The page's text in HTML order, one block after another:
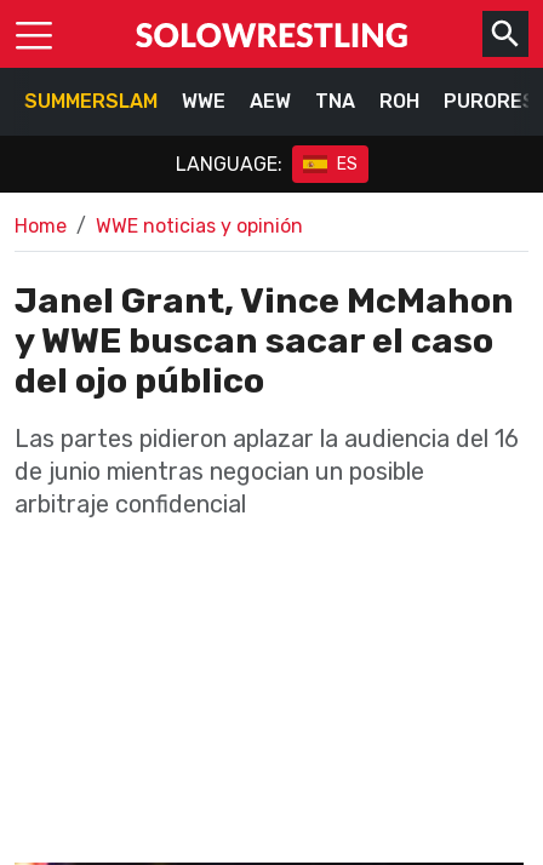
SUMMERSLAM WWE AEW TNA ROH
LANGUAGE: ES
Home WWE noticias y opinión
Janel Grant, Vince McMahon
y WWE buscan sacar el caso
del ojo público
Las partes pidieron aplazar la audiencia del 16
de junio mientras negocian un posible
arbitraje confidencial